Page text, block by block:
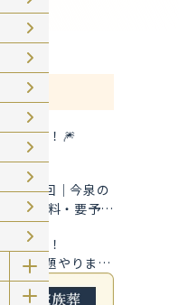
月26日
り開催！🎆
月18日
ば 第1回｜今泉の
参加無料・要予
1日
題 開催！
詰め放題やりま
相続トークショー